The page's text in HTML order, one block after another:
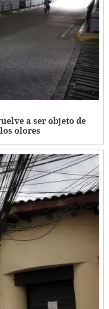
a ser objeto de
olores